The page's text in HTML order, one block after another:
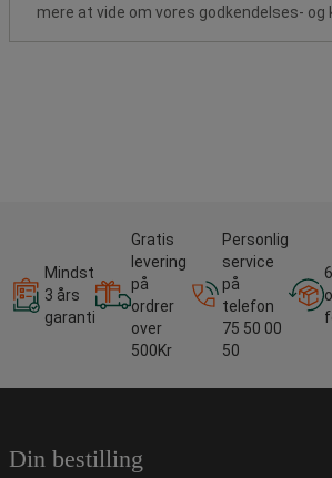
mere at vide om vores godkendelses- og
Mindst
3 års
garanti
Gratis
levering
på
ordrer
over
500Kr
Personlig
service
på
telefon
75 50 00
50
Din bestilling